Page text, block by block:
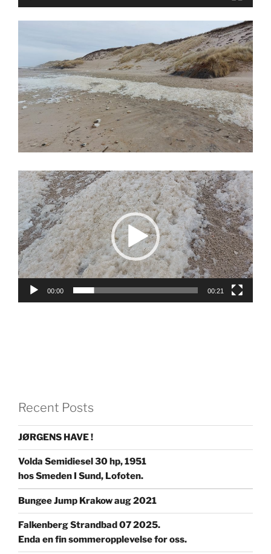
Video
Player
00:00 00:21
Recent Posts
JØRGENS HAVE !
Volda Semidiesel 30 hp, 1951
hos Smeden I Sund, Lofoten.
Bungee Jump Krakow aug 2021
Falkenberg Strandbad 07 2025.
Enda en fin sommeropplevelse for oss.